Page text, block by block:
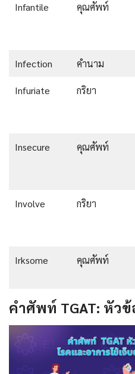
Infantile คุณศัพท์
Infection คำนาม
Infuriate กริยา
Insecure คุณศัพท์
Involve กริยา
Irksome คุณศัพท์
คำศัพท์ TGAT: หัวข้